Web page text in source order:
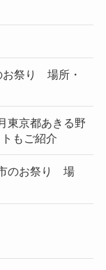
祭り 場所・
東京都あきる野
もご紹介
のお祭り 場